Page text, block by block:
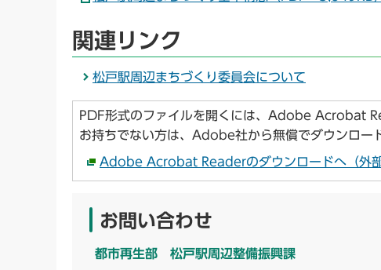
関連リンク
松戸駅周辺まちづくり委員会について
PDF形式のファイルを開くには、Adobe Acrobat
お持ちでない方は、Adobe社から無償でダウンロー
Adobe Acrobat Readerのダウンロードへ（外部
お問い合わせ
都市再生部 松戸駅周辺整備振興課